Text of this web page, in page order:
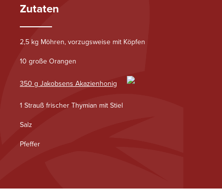
Zutaten
2,5 kg Möhren, vorzugsweise mit Köpfen
10 große Orangen
350 g Jakobsens Akazienhonig
1 Strauß frischer Thymian mit Stiel
Salz
Pfeffer